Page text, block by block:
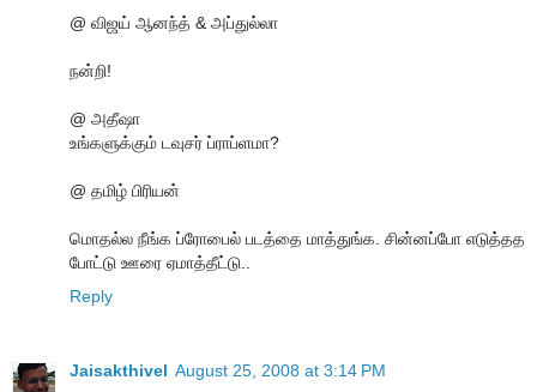
@ விஜய் ஆனந்த் & அப்துல்லா
நன்றி!
@ அதீஷா
உங்களுக்கும் டவுசர் ப்ராப்ளமா?
@ தமிழ் பிரியன்
மொதல்ல நீங்க ப்ரோபைல் படத்தை மாத்துங்க. சின்னப்போ எடுத்தத
போட்டு ஊரை ஏமாத்தீட்டு..
Reply
Jaisakthivel August 25, 2008 at 3:14 PM